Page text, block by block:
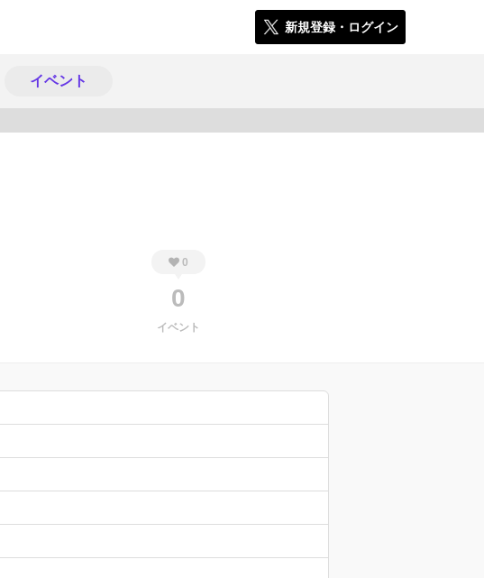
新規登録・ログイン
イベント
0
0
イベント